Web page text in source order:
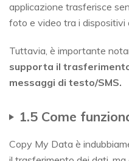
applicazione trasferisce
foto e video tra i dispositivi
Tuttavia, è importante
supporta il
messaggi di testo/SMS.
1.5 Come
Copy My Data è